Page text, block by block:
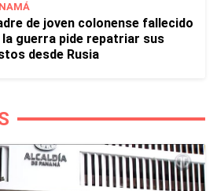
de joven colonense fallecido
la guerra pide repatriar sus
desde Rusia